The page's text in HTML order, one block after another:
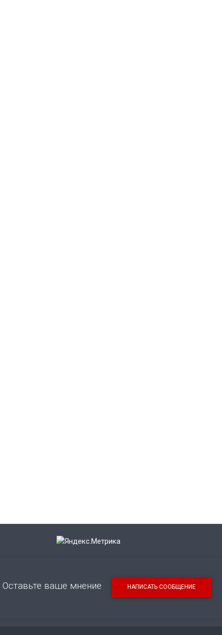
Оставьте ваше мнение НАПИСАТЬ СООБЩЕНИЕ